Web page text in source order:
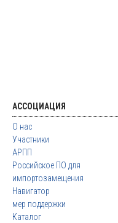
АССОЦИАЦИЯ
О нас
Участники
АРПП
Российское ПО для
импортозамещения
Навигатор
мер поддержки
Каталог